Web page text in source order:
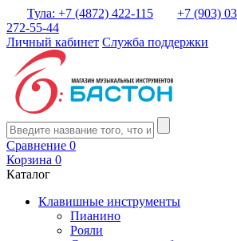
Тула: +7 (4872) 422-115 +7 (903)
272-55-44
Личный кабинет Служба поддержки
Сравнение 0
Корзина 0
Каталог
Клавишные инструменты
Пианино
Рояли